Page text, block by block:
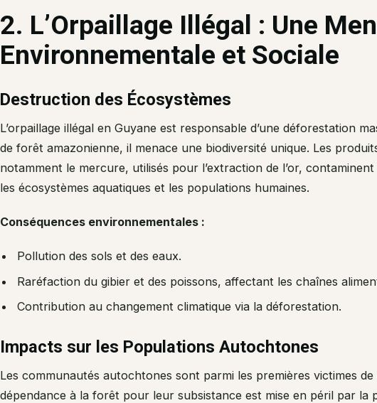
2. L’Orpaillage Illégal : Une
Environnementale et Sociale
Destruction des Écosystèmes
L’orpaillage illégal en Guyane est responsable d’une déforestation
de forêt amazonienne, il menace une biodiversité unique. Les
notamment le mercure, utilisés pour l’extraction de l’or,
les écosystèmes aquatiques et les populations humaines.
Conséquences environnementales :
Pollution des sols et des eaux.
Raréfaction du gibier et des poissons, affectant les chaînes
Contribution au changement climatique via la déforestation.
Impacts sur les Populations Autochtones
Les communautés autochtones sont parmi les premières victimes
dépendance à la forêt pour leur subsistance est mise en péril par la